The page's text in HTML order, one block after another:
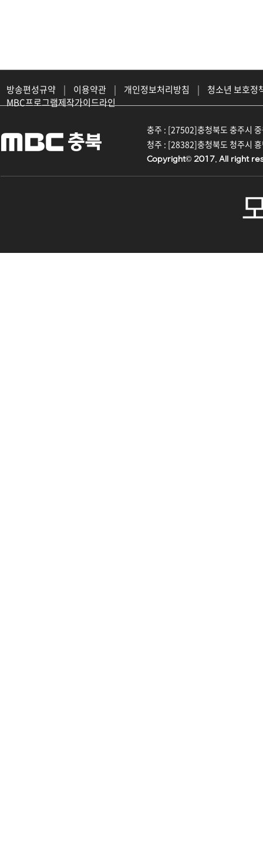
방송편성규약 | 이용약관 | 개인정보처리방침 |
청소년 보호정
MBC프로그램제작가이드라인
충주 : [27502]충청북도 충주시
청주 : [28382]충청북도 청주시
Copyright© 2017. All right